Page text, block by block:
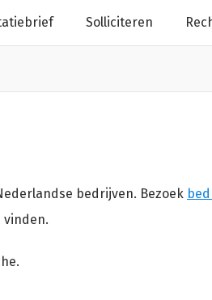
Solliciteren
bedrijven. Bezoek
vinden.